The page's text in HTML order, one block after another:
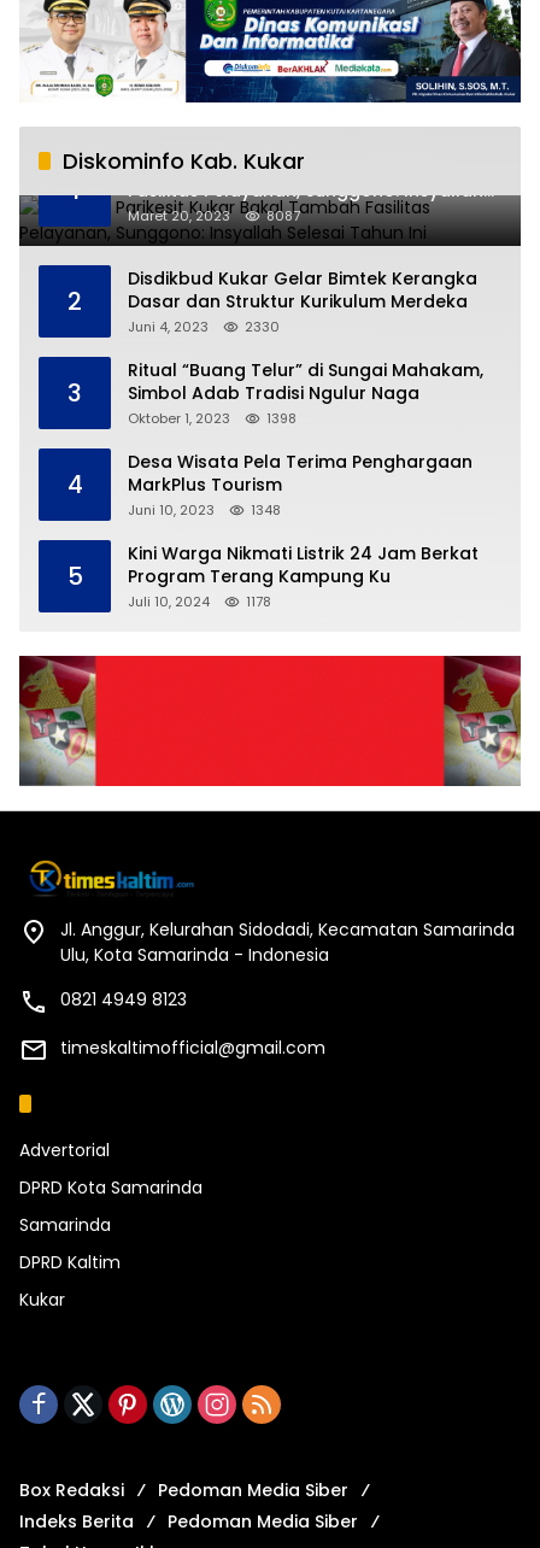
Diskominfo Kab. Kukar
1
RSUD AM Parikesit Kukar Bakal Tambah
Fasilitas Pelayanan, Sunggono: Insyallah
Selesai Tahun Ini
Maret 20, 2023 8087
2
Disdikbud Kukar Gelar Bimtek Kerangka
Dasar dan Struktur Kurikulum Merdeka
Juni 4, 2023 2330
3
Ritual “Buang Telur” di Sungai Mahakam,
Simbol Adab Tradisi Ngulur Naga
Oktober 1, 2023 1398
4
Desa Wisata Pela Terima Penghargaan
MarkPlus Tourism
Juni 10, 2023 1348
5
Kini Warga Nikmati Listrik 24 Jam Berkat
Program Terang Kampung Ku
Juli 10, 2024 1178
Jl. Anggur, Kelurahan Sidodadi, Kecamatan Samarinda
Ulu, Kota Samarinda - Indonesia
0821 4949 8123
timeskaltimofficial@gmail.com
Advertorial
DPRD Kota Samarinda
Samarinda
DPRD Kaltim
Kukar
Box Redaksi
Pedoman Media Siber
Indeks Berita
Pedoman Media Siber